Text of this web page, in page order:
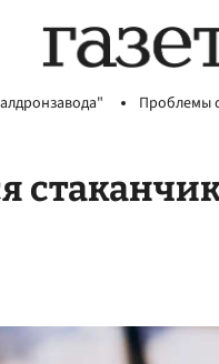
Проблемы